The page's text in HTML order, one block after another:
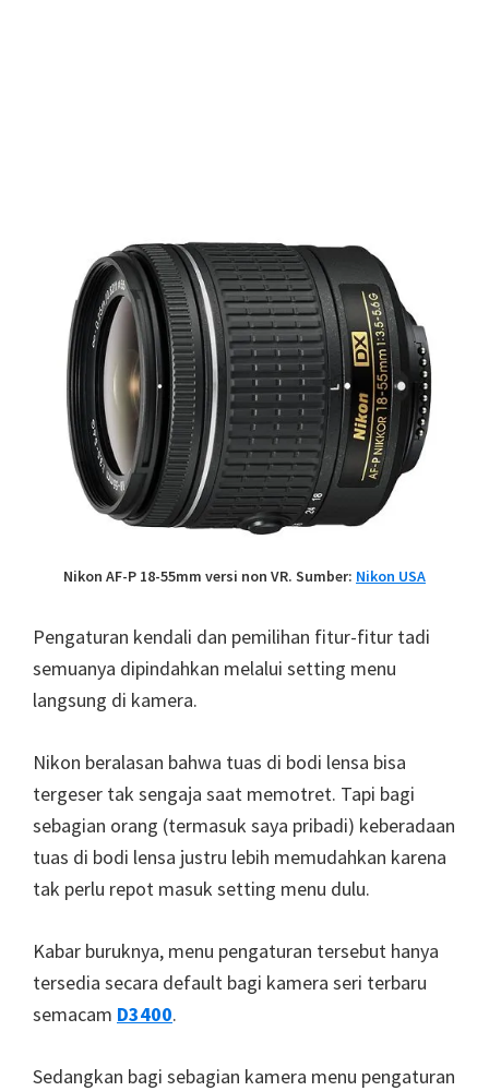
Nikon AF-P 18-55mm versi non VR. Sumber: Nikon USA
Pengaturan kendali dan pemilihan fitur-fitur tadi
semuanya dipindahkan melalui setting menu
langsung di kamera.
Nikon beralasan bahwa tuas di bodi lensa bisa
tergeser tak sengaja saat memotret. Tapi bagi
sebagian orang (termasuk saya pribadi) keberadaan
tuas di bodi lensa justru lebih memudahkan karena
tak perlu repot masuk setting menu dulu.
Kabar buruknya, menu pengaturan tersebut hanya
tersedia secara default bagi kamera seri terbaru
semacam D3400.
Sedangkan bagi sebagian kamera menu pengaturan